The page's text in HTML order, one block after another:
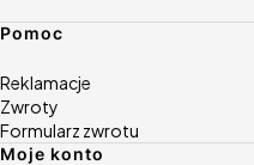
Linki w stopce
Pomoc
Reklamacje
Zwroty
Formularz zwrotu
Moje konto